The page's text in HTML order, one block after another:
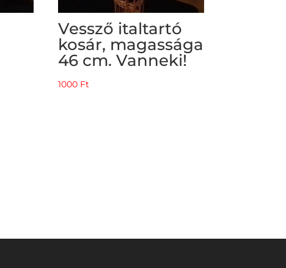
Vessző italtartó
kosár, magassága
46 cm. Vanneki!
1000 Ft